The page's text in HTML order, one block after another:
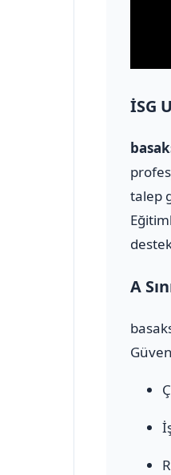
İSG
talep
A